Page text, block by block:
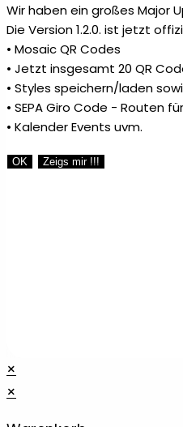
Wir haben ein großes Major
Die Version 1.2.0. ist jetzt
• Mosaic QR Codes
• Jetzt insgesamt 20 QR
• Styles speichern/laden
• SEPA Giro Code - Routen
• Kalender Events uvm.
OK Zeigs mir !!!
×
×